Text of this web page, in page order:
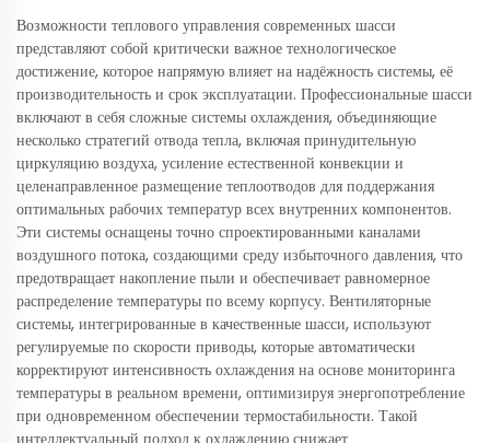
Возможности теплового управления современных шасси
представляют собой критически важное технологическое
достижение, которое напрямую влияет на надёжность системы, её
производительность и срок эксплуатации. Профессиональные шасси
включают в себя сложные системы охлаждения, объединяющие
несколько стратегий отвода тепла, включая принудительную
циркуляцию воздуха, усиление естественной конвекции и
целенаправленное размещение теплоотводов для поддержания
оптимальных рабочих температур всех внутренних компонентов.
Эти системы оснащены точно спроектированными каналами
воздушного потока, создающими среду избыточного давления, что
предотвращает накопление пыли и обеспечивает равномерное
распределение температуры по всему корпусу. Вентиляторные
системы, интегрированные в качественные шасси, используют
регулируемые по скорости приводы, которые автоматически
корректируют интенсивность охлаждения на основе мониторинга
температуры в реальном времени, оптимизируя энергопотребление
при одновременном обеспечении термостабильности. Такой
интеллектуальный подход к охлаждению снижает